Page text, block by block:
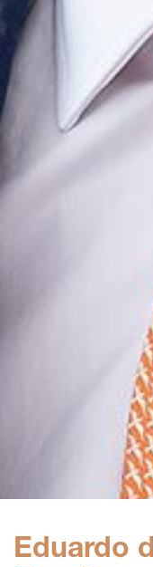
Eduardo